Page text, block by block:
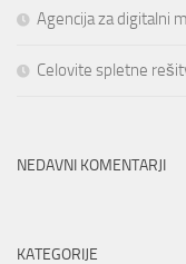
Agencija za digitalni
Celovite spletne
NEDAVNI KOMENTARJI
KATEGORIJE